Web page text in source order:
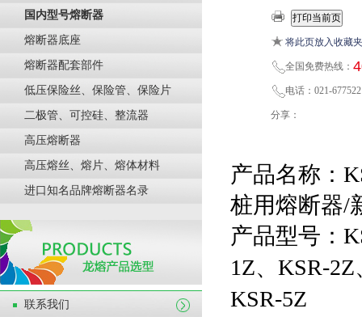
国内型号熔断器
熔断器底座
熔断器配套部件
低压保险丝、保险管、保险片
二极管、可控硅、整流器
高压熔断器
高压熔丝、熔片、熔体材料
进口知名品牌熔断器名录
联系我们
将此页放入收藏夹
全国免费热线：
电话：021-
分享：
产品名称：
桩用熔断器/
产品型号：
1Z、KSR-2Z
KSR-5Z